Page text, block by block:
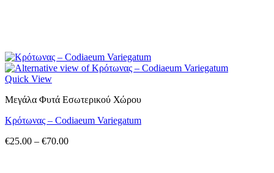
Quick View
Μεγάλα Φυτά Εσωτερικού Χώρου
Κρότωνας – Codiaeum Variegatum
€25.00 – €70.00Price